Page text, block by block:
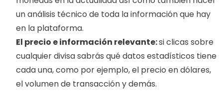
un análisis técnico de toda la información que hay
en la plataforma.
El precio e información relevante: si clicas sobre
cualquier divisa sabrás qué datos estadísticos tiene
cada una, como por ejemplo, el precio en dólares,
el volumen de transacción y demás.